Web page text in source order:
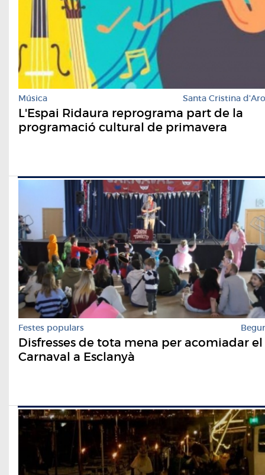
Música Santa Cristina d'Aro
L'Espai Ridaura reprograma part de la
programació cultural de primavera
Festes populars Begur
Disfresses de tota mena per acomiadar el
Carnaval a Esclanyà